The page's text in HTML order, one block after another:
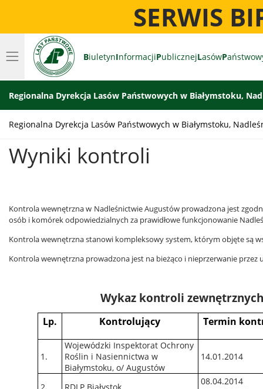
SERWIS
BiuletynInformacjiPublicznejLasówP
Regionalna Dyrekcja Lasów Państwowych w Białymstoku,
Regionalna Dyrekcja Lasów Państwowych w Białymstoku,
Wyniki kontroli
Kontrola wewnętrzna w Nadleśnictwie Augustów prowadzona jest
osób i komórek odpowiedzialnych za prawidłowe funkcjonowanie
Kontrola wewnętrzna stanowi kompleksowy system, którym objęte są
Kontrola wewnętrzna prowadzona jest na bieżąco i nieprzerwanie
Wykaz kontroli
Lp. Kontrolujący Termin
1.
Wojewódzki Inspektorat Ochrony
Roślin i Nasiennictwa w
Białymstoku, o/ Augustów
14.01.2014
08.04.2014